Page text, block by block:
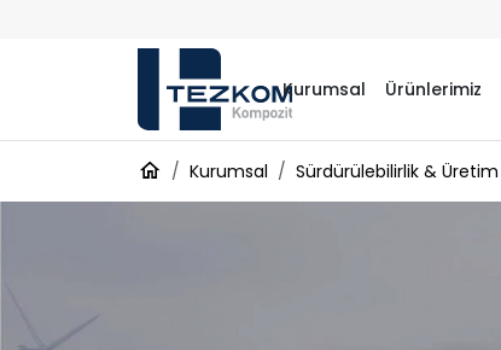
Kurumsal Ürünlerimiz
Kurumsal Sürdürülebilirlik & Üretim